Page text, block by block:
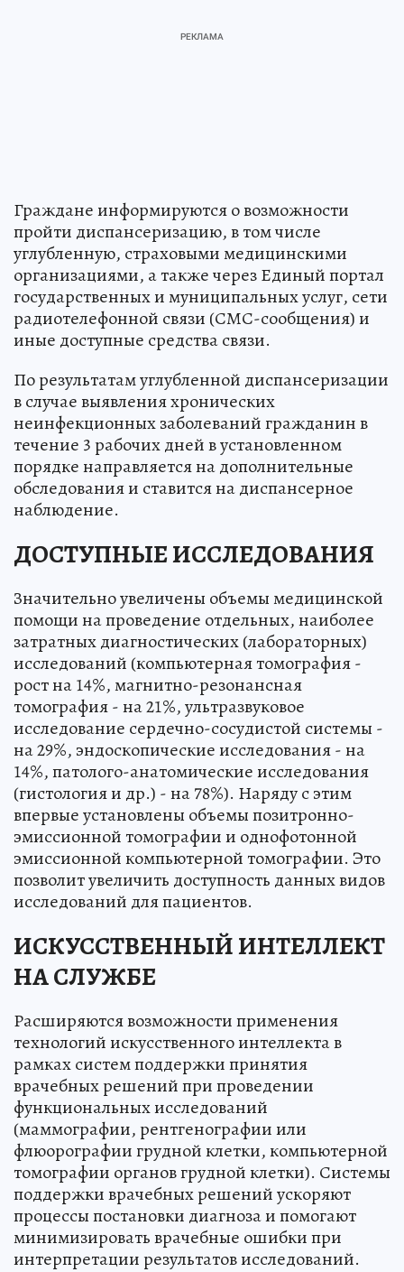
Граждане информируются о возможности
пройти диспансеризацию, в том числе
углубленную, страховыми медицинскими
организациями, а также через Единый портал
государственных и муниципальных услуг, сети
радиотелефонной связи (СМС-сообщения) и
иные доступные средства связи.
По результатам углубленной диспансеризации
в случае выявления хронических
неинфекционных заболеваний гражданин в
течение 3 рабочих дней в установленном
порядке направляется на дополнительные
обследования и ставится на диспансерное
наблюдение.
ДОСТУПНЫЕ ИССЛЕДОВАНИЯ
Значительно увеличены объемы медицинской
помощи на проведение отдельных, наиболее
затратных диагностических (лабораторных)
исследований (компьютерная томография -
рост на 14%, магнитно-резонансная
томография - на 21%, ультразвуковое
исследование сердечно-сосудистой системы -
на 29%, эндоскопические исследования - на
14%, патолого-анатомические исследования
(гистология и др.) - на 78%). Наряду с этим
впервые установлены объемы позитронно-
эмиссионной томографии и однофотонной
эмиссионной компьютерной томографии. Это
позволит увеличить доступность данных видов
исследований для пациентов.
ИСКУССТВЕННЫЙ ИНТЕЛЛЕКТ
НА СЛУЖБЕ
Расширяются возможности применения
технологий искусственного интеллекта в
рамках систем поддержки принятия
врачебных решений при проведении
функциональных исследований
(маммографии, рентгенографии или
флюорографии грудной клетки, компьютерной
томографии органов грудной клетки). Системы
поддержки врачебных решений ускоряют
процессы постановки диагноза и помогают
минимизировать врачебные ошибки при
интерпретации результатов исследований.